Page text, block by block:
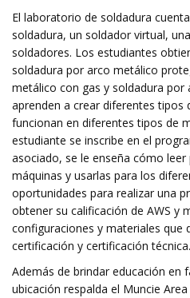
El laboratorio de soldadura
soldadura, un soldador virtual,
soldadores. Los estudiantes
soldadura por arco metálico
metálico con gas y soldadura
aprenden a crear diferentes tipos
funcionan en diferentes tipos de
estudiante se inscribe en el
asociado, se le enseña cómo
máquinas y usarlas para los
oportunidades para realizar una
obtener su calificación de AWS y
configuraciones y materiales que
certificación y certificación técnica.
Además de brindar educación en
ubicación respalda el Muncie